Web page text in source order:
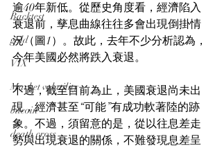
Backtest
gold
VIX
Market volatility
bitcoin
death cross
逾40年新低。從歷史角度看，經濟陷入
衰退前，孳息曲線往往多會出現倒掛情
況（圖1）。故此，去年不少分析認為，
今年美國必然將跌入衰退。
不過，截至目前為止，美國衰退尚未出
現，經濟甚至“可能”有成功軟著陸的跡
象。不過，須留意的是，從以往息差走
勢與出現衰退的關係，不難發現息差呈